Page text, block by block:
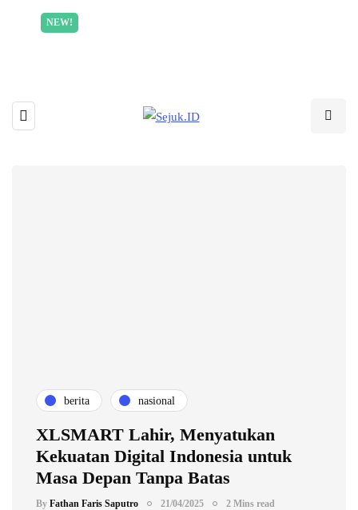
NEW!
berita nasional
XLSMART Lahir, Menyatukan
Kekuatan Digital Indonesia untuk
Masa Depan Tanpa Batas
By Fathan Faris Saputro 21/04/2025 2 Mins read